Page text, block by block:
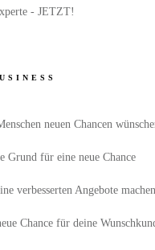
- JETZT!
neuen Chancen
Grund für eine neue Chance
verbesserten Angebote
Chance für deine